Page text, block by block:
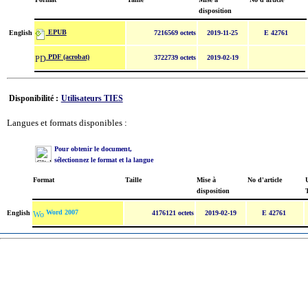
disposition
English EPUB 7216569 octets 2019-11-25 E 42761
PDF (acrobat) 3722739 octets 2019-02-19
Disponibilité : Utilisateurs TIES
Langues et formats disponibles :
Pour obtenir le document,
sélectionnez le format et la langue
Format Taille
Mise à
disposition
No d'article
English Word 2007 4176121 octets 2019-02-19 E 42761